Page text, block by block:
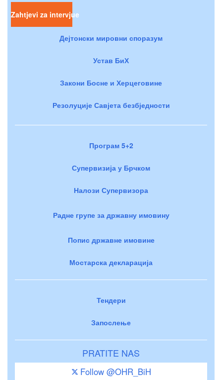
Zahtjevi za intervjue
Дејтонски мировни споразум
Устав БиХ
Закони Босне и Херцеговине
Резолуције Савјета безбједности
Програм 5+2
Супервизија у Брчком
Налози Супервизора
Радне групе за државну имовину
Попис државне имовине
Мостарска декларација
Тендери
Запослење
PRATITE NAS
Follow @OHR_BiH